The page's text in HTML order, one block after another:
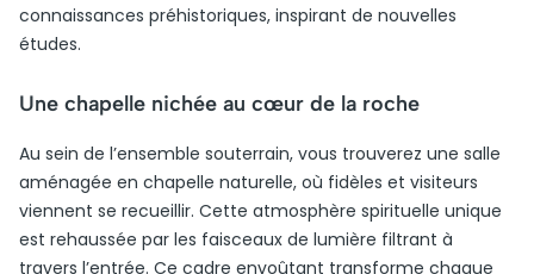
connaissances préhistoriques, inspirant de nouvelles
études.
Une chapelle nichée au cœur de la roche
Au sein de l’ensemble souterrain, vous trouverez une salle
aménagée en chapelle naturelle, où fidèles et visiteurs
viennent se recueillir. Cette atmosphère spirituelle unique
est rehaussée par les faisceaux de lumière filtrant à
travers l’entrée. Ce cadre envoûtant transforme chaque